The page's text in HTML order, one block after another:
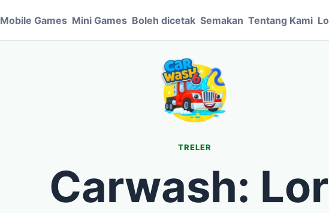
Mobile Games Mini Games Boleh dicetak Semakan Tentang Kami
TRELER
Carwash: